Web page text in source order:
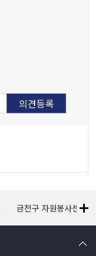
금천구 자원봉사센터